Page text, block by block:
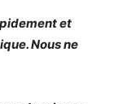
et
Nous ne